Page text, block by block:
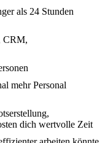
als 24 Stunden
CRM,
mehr Personal
dich wertvolle Zeit